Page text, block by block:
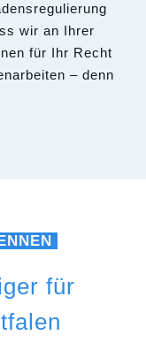
wir an Ihrer
für Ihr Recht
– denn
für